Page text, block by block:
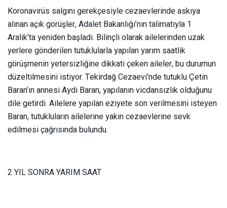
Koronavirüs salgını gerekçesiyle cezaevlerinde askıya
alınan açık görüşler, Adalet Bakanlığı’nın talimatıyla 1
Aralık’ta yeniden başladı. Bilinçli olarak ailelerinden uzak
yerlere gönderilen tutuklularla yapılan yarım saatlik
görüşmenin yetersizliğine dikkati çeken aileler, bu durumun
düzeltilmesini istiyor. Tekirdağ Cezaevi’nde tutuklu Çetin
Baran’ın annesi Aydi Baran, yapılanın vicdansızlık olduğunu
dile getirdi. Ailelere yapılan eziyete son verilmesini isteyen
Baran, tutukluların ailelerine yakın cezaevlerine sevk
edilmesi çağrısında bulundu.
2 YIL SONRA YARIM SAAT